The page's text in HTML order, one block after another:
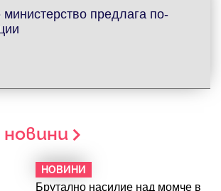
министерство предлага по-
НОВИНИ
Брутално насилие над момче в